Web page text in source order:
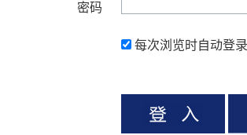
密码
每次浏览时自动登录